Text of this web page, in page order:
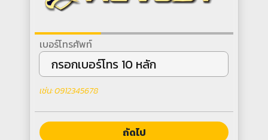
เบอร์โทรศัพท์
เช่น: 0912345678
ถัดไป